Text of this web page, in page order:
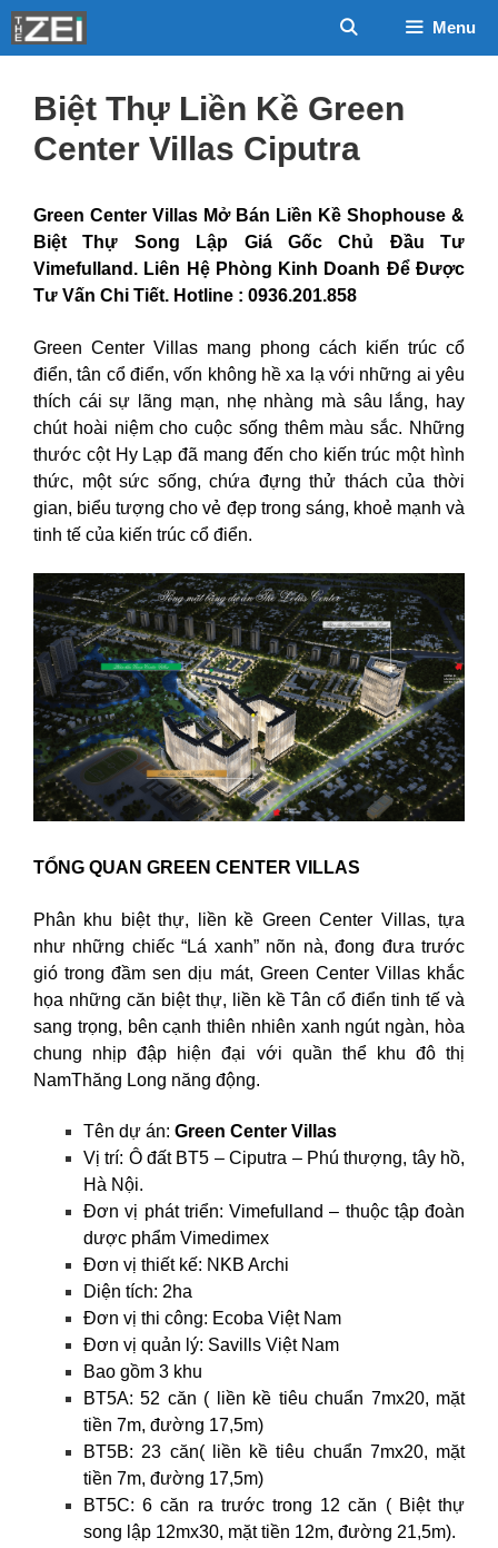
Chuyển
đến
nội
Menu
Biệt Thự Liền Kề Green
Center Villas Ciputra
Green Center Villas Mở Bán Liền Kề Shophouse &
Biệt Thự Song Lập Giá Gốc Chủ Đầu Tư
Vimefulland. Liên Hệ Phòng Kinh Doanh Để Được
Tư Vấn Chi Tiết. Hotline : 0936.201.858
Green Center Villas mang phong cách kiến trúc cổ
điển, tân cổ điển, vốn không hề xa lạ với những ai yêu
thích cái sự lãng mạn, nhẹ nhàng mà sâu lắng, hay
chút hoài niệm cho cuộc sống thêm màu sắc. Những
thước cột Hy Lạp đã mang đến cho kiến trúc một hình
thức, một sức sống, chứa đựng thử thách của thời
gian, biểu tượng cho vẻ đẹp trong sáng, khoẻ mạnh và
tinh tế của kiến trúc cổ điển.
TỔNG QUAN GREEN CENTER VILLAS
Phân khu biệt thự, liền kề Green Center Villas, tựa
như những chiếc “Lá xanh” nõn nà, đong đưa trước
gió trong đầm sen dịu mát, Green Center Villas khắc
họa những căn biệt thự, liền kề Tân cổ điển tinh tế và
sang trọng, bên cạnh thiên nhiên xanh ngút ngàn, hòa
chung nhịp đập hiện đại với quần thể khu đô thị
NamThăng Long năng động.
Tên dự án: Green Center Villas
Vị trí: Ô đất BT5 – Ciputra – Phú thượng, tây hồ,
Hà Nội.
Đơn vị phát triển: Vimefulland – thuộc tập đoàn
dược phẩm Vimedimex
Đơn vị thiết kế: NKB Archi
Diện tích: 2ha
Đơn vị thi công: Ecoba Việt Nam
Đơn vị quản lý: Savills Việt Nam
Bao gồm 3 khu
BT5A: 52 căn ( liền kề tiêu chuẩn 7mx20, mặt
tiền 7m, đường 17,5m)
BT5B: 23 căn( liền kề tiêu chuẩn 7mx20, mặt
tiền 7m, đường 17,5m)
BT5C: 6 căn ra trước trong 12 căn ( Biệt thự
song lập 12mx30, mặt tiền 12m, đường 21,5m).